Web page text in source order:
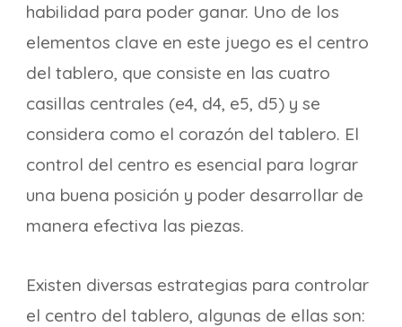
habilidad para poder ganar. Uno de los
elementos clave en este juego es el centro
del tablero, que consiste en las cuatro
casillas centrales (e4, d4, e5, d5) y se
considera como el corazón del tablero. El
control del centro es esencial para lograr
una buena posición y poder desarrollar de
manera efectiva las piezas.
Existen diversas estrategias para controlar
el centro del tablero, algunas de ellas son: